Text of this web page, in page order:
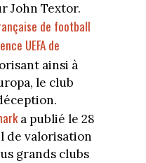
John Textor.
de football
UEFA de
ainsi à
le club
a publié le 28
de valorisation
grands clubs